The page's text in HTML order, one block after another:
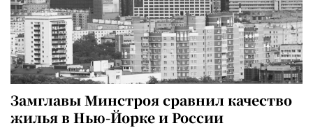
Замглавы Минстроя сравнил качество
жилья в Нью-Йорке и России